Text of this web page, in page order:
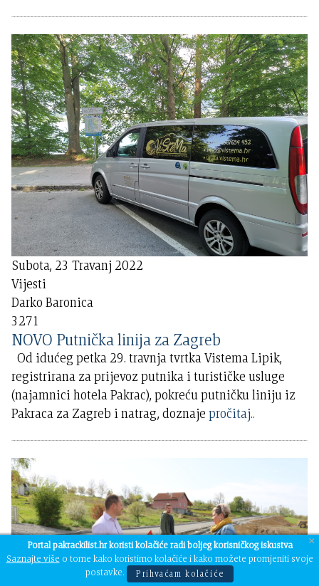
Subota, 23 Travanj 2022
Vijesti
Darko Baronica
3271
NOVO Putnička linija za Zagreb
Od idućeg petka 29. travnja tvrtka Vistema Lipik,
registrirana za prijevoz putnika i turističke usluge
(najamnici hotela Pakrac), pokreću putničku liniju iz
Pakraca za Zagreb i natrag, doznajepročitaj..
×
Portal pakrackilist.hr koristi kolačiće radi boljeg korisničkog iskustva
Saznajte više o tome kako koristimo kolačiće i kako možete promjeniti svoje
postavke.
Prihvaćam kolačiće